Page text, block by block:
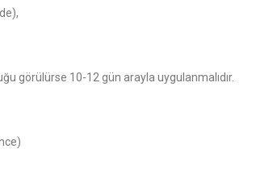
görülürse 10-12 gün arayla uygulanmalıdır.